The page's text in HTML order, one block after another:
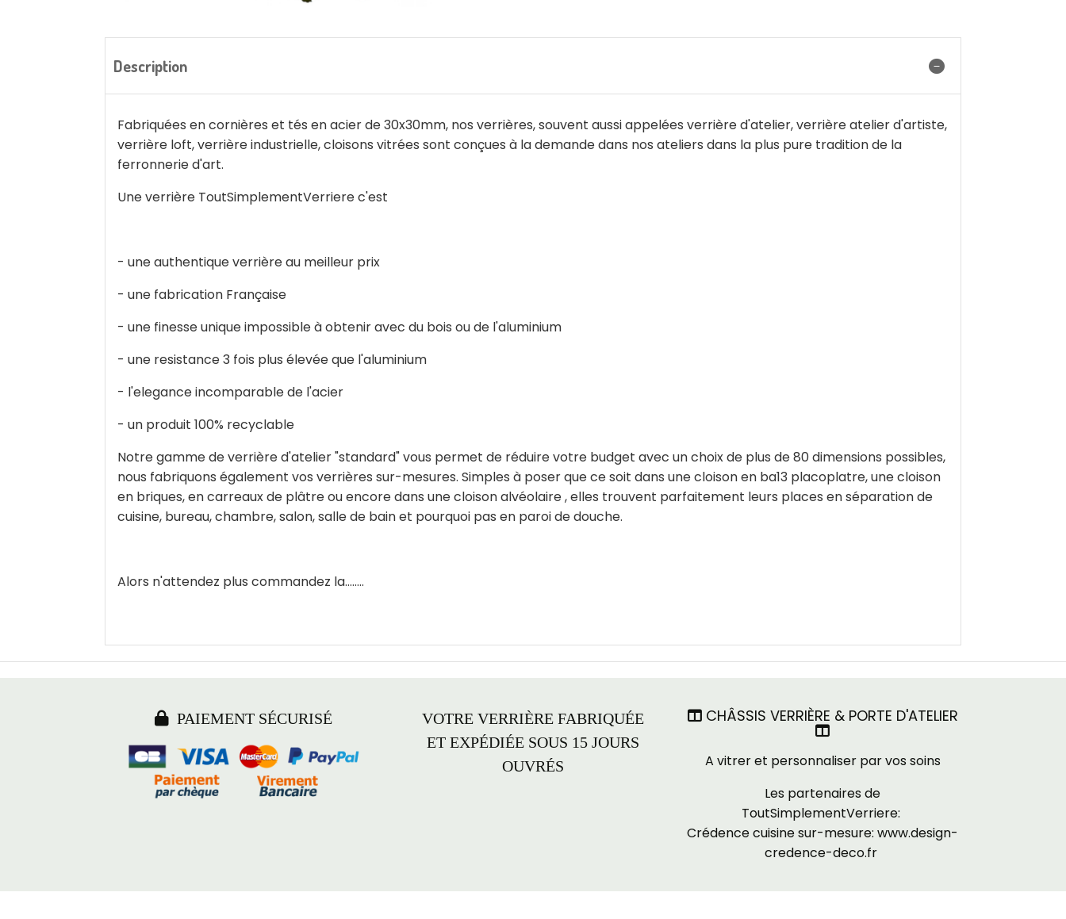
Description
Fabriquées en cornières et tés en acier de 30x30mm, nos verrières, souvent aussi appelées verrière d'atelier, verrière atelier d'artiste,
verrière loft, verrière industrielle, cloisons vitrées sont conçues à la demande dans nos ateliers dans la plus pure tradition de la
ferronnerie d'art.
Une verrière ToutSimplementVerriere c'est
- une authentique verrière au meilleur prix
- une fabrication Française
- une finesse unique impossible à obtenir avec du bois ou de l'aluminium
- une resistance 3 fois plus élevée que l'aluminium
- l'elegance incomparable de l'acier
- un produit 100% recyclable
Notre gamme de verrière d'atelier "standard" vous permet de réduire votre budget avec un choix de plus de 80 dimensions possibles,
nous fabriquons également vos verrières sur-mesures. Simples à poser que ce soit dans une cloison en ba13 placoplatre, une cloison
en briques, en carreaux de plâtre ou encore dans une cloison alvéolaire , elles trouvent parfaitement leurs places en séparation de
cuisine, bureau, chambre, salon, salle de bain et pourquoi pas en paroi de douche.
Alors n'attendez plus commandez la........
 PAIEMENT SÉCURISÉ
VOTRE VERRIÈRE FABRIQUÉE
ET EXPÉDIÉE SOUS 15 JOURS
OUVRÉS
CHÂSSIS VERRIÈRE & PORTE D'ATELIER

A vitrer et personnaliser par vos soins
Les partenaires de
ToutSimplementVerriere:
Crédence cuisine sur-mesure:www.design-
credence-deco.fr